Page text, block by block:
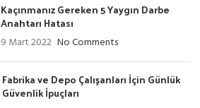
Kaçınmanız Gereken 5 Yaygın Darbe
Anahtarı Hatası
9 Mart 2022 No Comments
Fabrika ve Depo Çalışanları İçin Günlük
Güvenlik İpuçları